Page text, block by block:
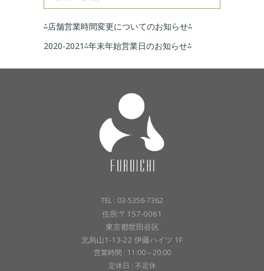
⁂店舗営業時間変更についてのお知らせ⁂
2020-2021⁂年末年始営業日のお知らせ⁂
TEL : 03-5356-7362
住所:〒157-0061
東京都世田谷区
北烏山1-13-22 伊藤ハイツ 1F
営業時間 : 11:00～20:00
定休日 : 不定休